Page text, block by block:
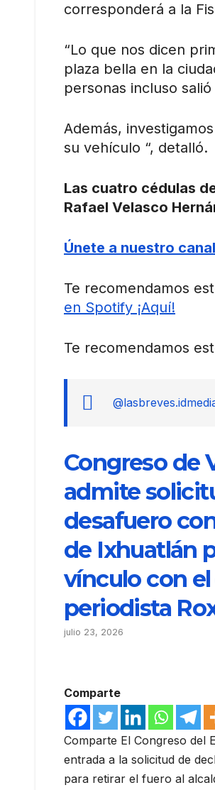
corresponderá a la
“Lo que nos dicen
plaza bella en la
personas incluso
Además,
su vehículo “, detalló.
Las cuatro cédulas
Rafael Velasco
Únete a nuestro canal
Te recomendamos
en Spotify ¡Aquí!
Te recomendamos
Congreso de
admite
desafuero
de Ixhuatlán
vínculo con el
periodista
julio 23, 2026
Comparte
Comparte El Congreso del
entrada a la solicitud de
para retirar el fuero al